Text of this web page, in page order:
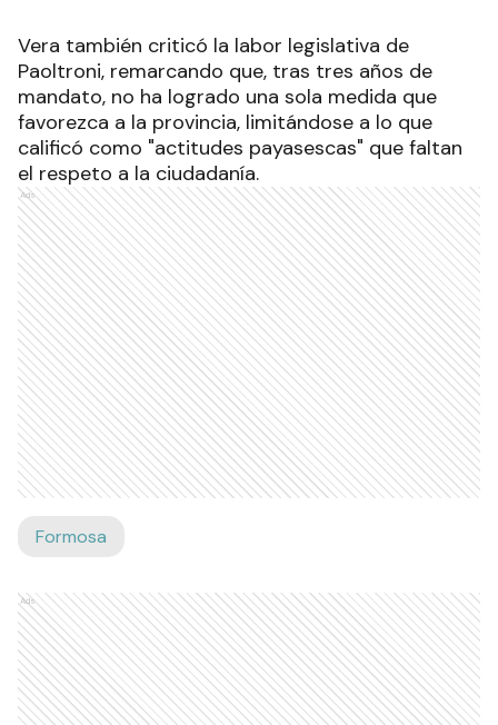
Vera también criticó la labor legislativa de
Paoltroni, remarcando que, tras tres años de
mandato, no ha logrado una sola medida que
favorezca a la provincia, limitándose a lo que
calificó como "actitudes payasescas" que faltan
el respeto a la ciudadanía.
Ads
Formosa
Ads